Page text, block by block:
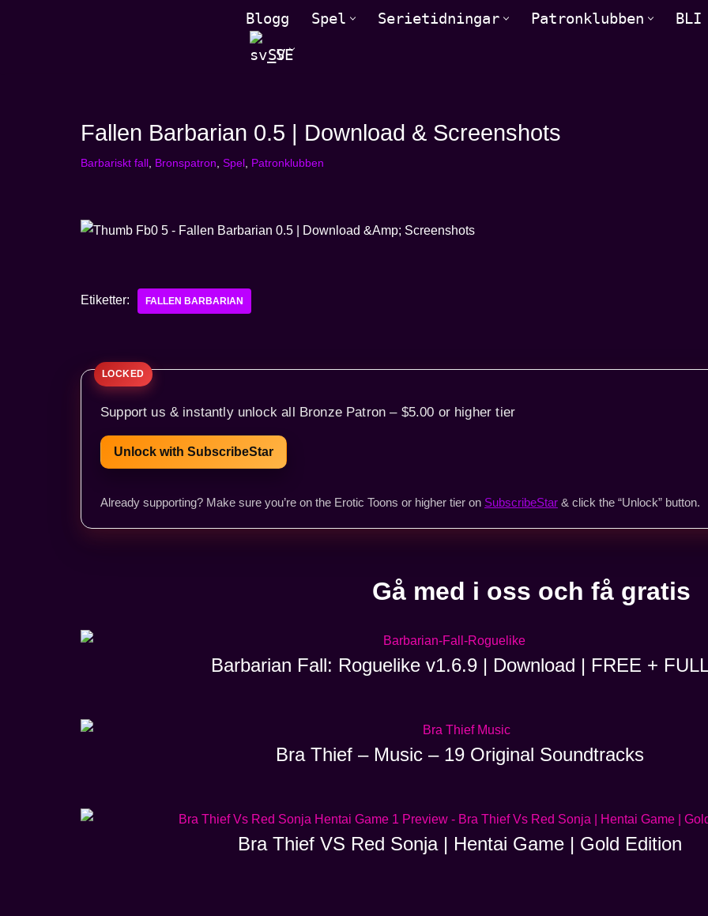
Blogg Spel Serietidningar Patronklubben
BLI
SV
Fallen Barbarian 0.5 | Download & Screenshots
Barbariskt fall Bronspatron Spel Patronklubben
Etiketter: FALLEN BARBARIAN
Support us & instantly unlock all Bronze Patron – $5.00 or higher tier
Unlock with SubscribeStar
Already supporting? Make sure you’re on the Erotic Toons or higher tier on SubscribeStar & click the “Unlock” button.
Gå med i oss och få gratis
Barbarian Fall: Roguelike v1.6.9 | Download | FREE +
Bra Thief – Music – 19 Original Soundtracks
Bra Thief VS Red Sonja | Hentai Game | Gold Edition